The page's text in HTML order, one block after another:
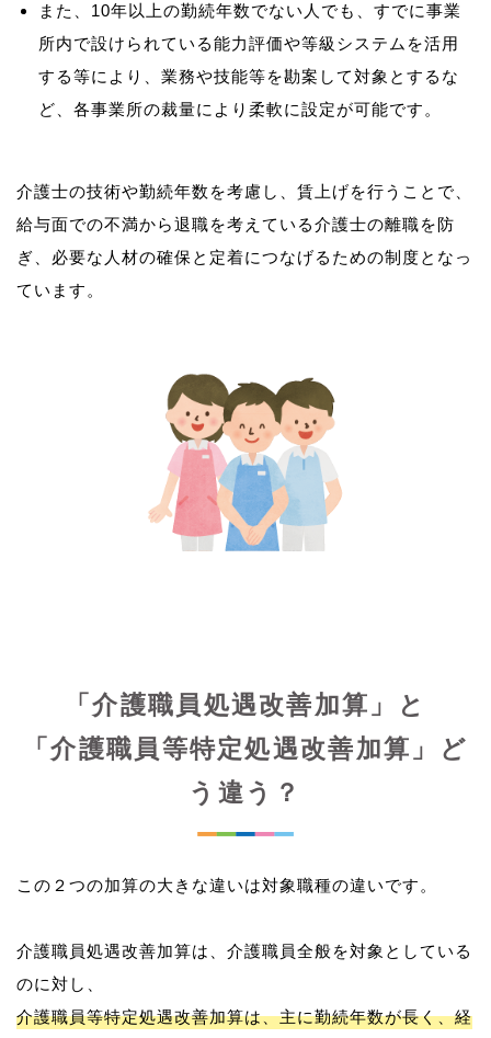
また、10年以上の勤続年数でない人でも、すでに事業
所内で設けられている能力評価や等級システムを活用
する等により、業務や技能等を勘案して対象とするな
ど、各事業所の裁量により柔軟に設定が可能です。
介護士の技術や勤続年数を考慮し、賃上げを行うことで、
給与面での不満から退職を考えている介護士の離職を防
ぎ、必要な人材の確保と定着につなげるための制度となっ
ています。
「介護職員処遇改善加算」と
「介護職員等特定処遇改善加算」ど
う違う？
この２つの加算の大きな違いは対象職種の違いです。
介護職員処遇改善加算は、介護職員全般を対象としている
介護職員等特定処遇改善加算は、主に勤続年数が長く、経